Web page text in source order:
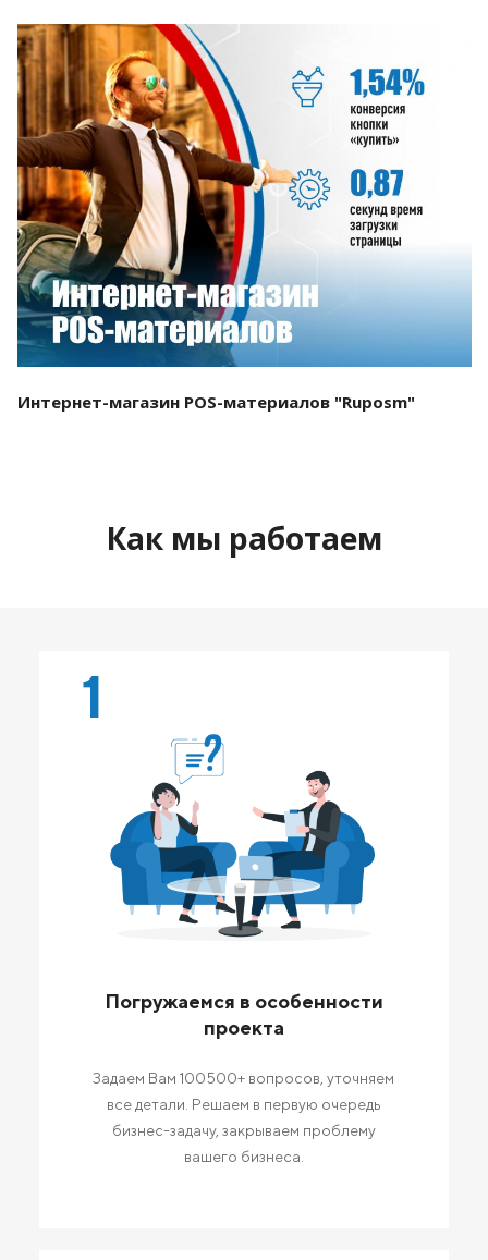
Смотреть проект
Интернет-магазин POS-материалов "Ruposm"
Как мы работаем
1
Погружаемся в особенности
проекта
Задаем Вам 100500+ вопросов, уточняем
все детали. Решаем в первую очередь
бизнес-задачу, закрываем проблему
вашего бизнеса.